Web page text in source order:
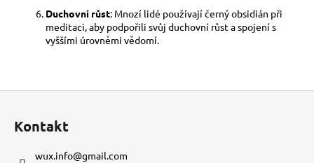
Duchovní růst: Mnozí lidé používají černý obsidián při
meditaci, aby podpořili svůj duchovní růst a spojení s
vyššími úrovněmi vědomí.
Kontakt
wux.info@gmail.com